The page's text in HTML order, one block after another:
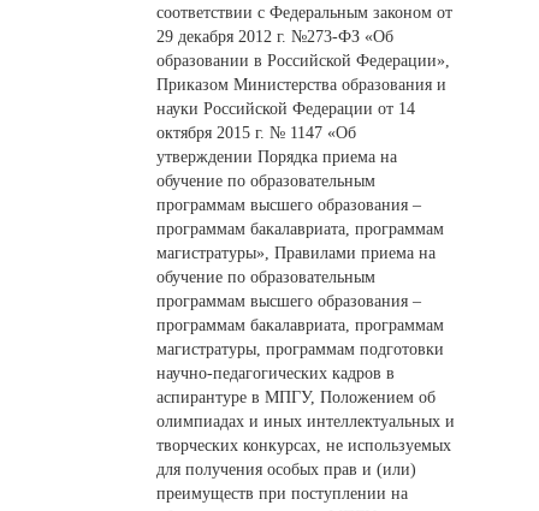
соответствии с Федеральным законом от
29 декабря 2012 г. №273-ФЗ «Об
образовании в Российской Федерации»,
Приказом Министерства образования и
науки Российской Федерации от 14
октября 2015 г. № 1147 «Об
утверждении Порядка приема на
обучение по образовательным
программам высшего образования –
программам бакалавриата, программам
магистратуры», Правилами приема на
обучение по образовательным
программам высшего образования –
программам бакалавриата, программам
магистратуры, программам подготовки
научно-педагогических кадров в
аспирантуре в МПГУ, Положением об
олимпиадах и иных интеллектуальных и
творческих конкурсах, не используемых
для получения особых прав и (или)
преимуществ при поступлении на